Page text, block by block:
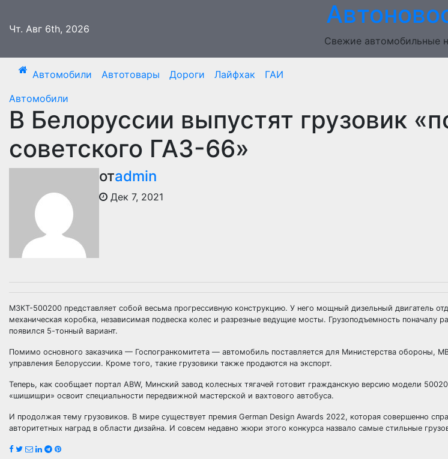
содержимому
Чт. Авг 6th, 2026
Свежие автомобильные
Автомобили Автотовары Дороги Лайфхак
ГАИ
Автомобили
В Белоруссии выпустят грузовик
советского ГАЗ-66»
отadmin
Дек 7, 2021
МЗКТ-500200 представляет собой весьма прогрессивную конструкцию. У него мощный дизельный двигатель
механическая коробка, независимая подвеска колес и разрезные ведущие мосты. Грузоподъемность поначалу
появился 5-тонный вариант.
Помимо основного заказчика — Госпогранкомитета — автомобиль поставляется для Министерства обороны,
управления Белоруссии. Кроме того, такие грузовики также продаются на экспорт.
Теперь, как сообщает портал ABW, Минский завод колесных тягачей готовит гражданскую версию модели
«шишишри» освоит специальности передвижной мастерской и вахтового автобуса.
И продолжая тему грузовиков. В мире существует премия German Design Awards 2022, которая совершенно
авторитетных наград в области дизайна. И совсем недавно жюри этого конкурса назвало самые стильные